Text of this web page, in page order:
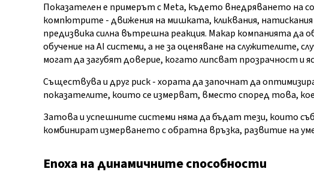
Показателен е примерът с Meta, където внедряването на
компютрите - движения на мишката, кликвания, натискания
предизвика силна вътрешна реакция. Макар компанията да
обучение на AI системи, а не за оценяване на служителите,
могат да загубят доверие, когато липсват прозрачност и
Съществува и друг риск - хората да започнат да
показателите, които се измерват, вместо според това,
Затова и успешните системи няма да бъдат тези, които
комбинират измерването с обратна връзка, развитие на
Епоха на динамичните способности